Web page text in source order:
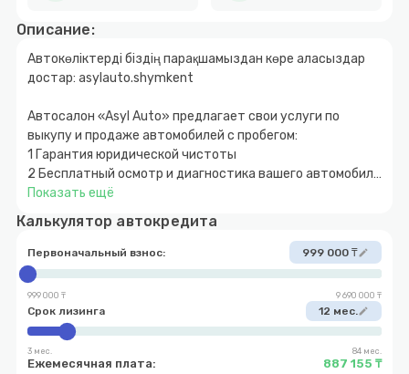
Описание:
Автокөліктерді біздің парақшамыздан көре аласыздар
достар: asylauto.shymkent
Автосалон «Asyl Auto» предлагает свои услуги по
выкупу и продаже автомобилей с пробегом:
1 Гарантия юридической чистоты
2 Бесплатный осмотр и диагностика вашего автомобиля
3 Быстрое и прозрачное оформление
расчет
5 Возможность покупки авто в кредит с
первоначальным взносом от 10%
6 Обмен автомобиля с доплатой в обе стороны
7 Выкуп вашего автомобиля
Показать ещё
Калькулятор автокредита
Первоначальный взнос: 999 000 ₸edit
999 000 ₸ 9 690 000 ₸
Срок лизинга 12 мес.edit
3 мес. 84 мес.
Ежемесячная плата: 887 155 ₸